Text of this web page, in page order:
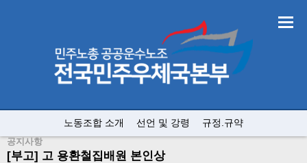
노동조합 소개 선언 및 강령 규정.규약
공지사항
[부고] 고 용환철집배원 본인상